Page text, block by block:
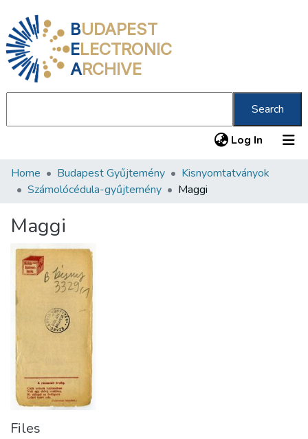
BUDAPEST
ELECTRONIC
ARCHIVE
Search
Log In (current)
Communities & Collections
Statistics
About us
Home Budapest Gyűjtemény
Kisnyomtatványok
Számolócédula-gyűjtemény
Maggi
Maggi
Files